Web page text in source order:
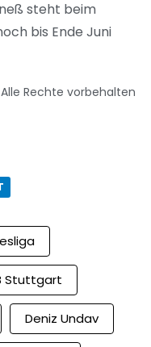
steht beim
bis Ende Juni
Rechte vorbehalten
Stuttgart
Deniz Undav